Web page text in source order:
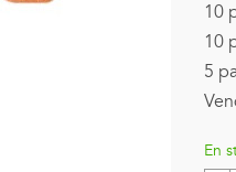
10
10
5
En